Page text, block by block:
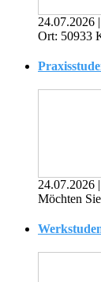
24.07.2026 |
Ort: 50933
24.07.2026 |
Möchten